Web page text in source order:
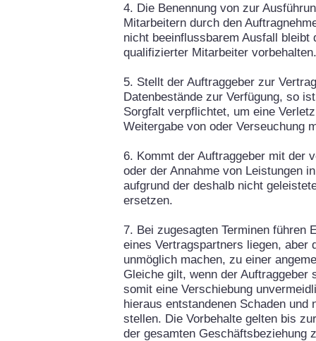
4. Die Benennung von zur
Mitarbeitern durch den
nicht beeinflussbarem Ausfall
qualifizierter Mitarbeiter vorbehalten.
5. Stellt der Auftraggeber zur
Datenbestände zur Verfügung, so
Sorgfalt verpflichtet, um eine
Weitergabe von oder Verseuchung
6. Kommt der Auftraggeber mit der
oder der Annahme von Leistungen
aufgrund der deshalb nicht
ersetzen.
7. Bei zugesagten Terminen führen
eines Vertragspartners liegen, aber
unmöglich machen, zu einer
Gleiche gilt, wenn der
somit eine Verschiebung
hieraus entstandenen Schaden und
stellen. Die Vorbehalte gelten bis
der gesamten Geschäftsbeziehung